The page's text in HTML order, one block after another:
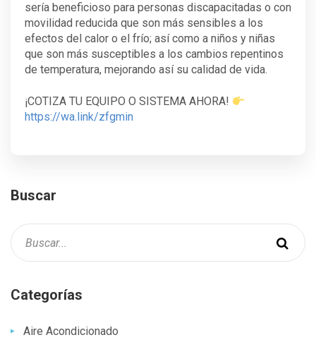
sería beneficioso para personas discapacitadas o con
movilidad reducida que son más sensibles a los
efectos del calor o el frío; así como a niños y niñas
que son más susceptibles a los cambios repentinos
de temperatura, mejorando así su calidad de vida.
¡COTIZA TU EQUIPO O SISTEMA AHORA!
https://wa.link/zfgmin
Buscar
Categorías
Aire Acondicionado